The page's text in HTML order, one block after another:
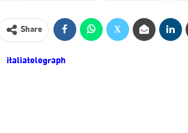
Share
italiatelegraph